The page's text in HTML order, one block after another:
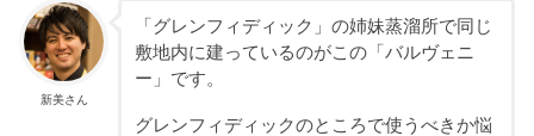
新美さん
「グレンフィディック」の姉妹蒸溜所で同じ
敷地内に建っているのがこの「バルヴェニ
ー」です。
グレンフィディックのところで使うべきか悩